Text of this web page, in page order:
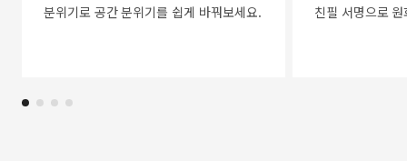
분위기로 공간 분위기를 쉽게 바꿔보세요.
친필 서명으로